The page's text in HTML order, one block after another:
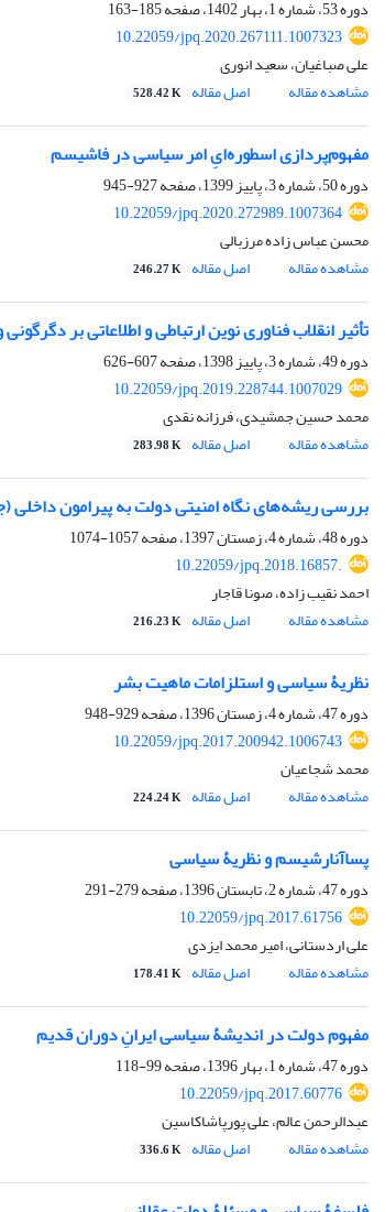
دوره 53، شماره 1، بهار 1402، صفحه
185-163
10.22059/jpq.2020.267111.1007323
علی صباغیان، سعید انوری
مشاهده مقاله
اصل مقاله 528.42 K
مفهوم‌پردازی اسطوره‌ایِ امر سیاسی در فاشیسم
دوره 50، شماره 3، پاییز 1399، صفحه
927-945
10.22059/jpq.2020.272989.1007364
محسن عباس زاده مرزبالی
مشاهده مقاله
اصل مقاله 246.27 K
تأثیر انقلاب فناوری نوین ارتباطی و اطلاعاتی بر
دوره 49، شماره 3، پاییز 1398، صفحه
607-626
10.22059/jpq.2019.228744.1007029
محمد حسین جمشیدی، فرزانه نقدی
مشاهده مقاله
اصل مقاله 283.98 K
بررسی ریشه‌های نگاه امنیتی دولت به پیرامون داخلی
دوره 48، شماره 4، زمستان 1397، صفحه
1057-1074
10.22059/jpq.2018.16857.
احمد نقیب زاده، صونا قاجار
مشاهده مقاله
اصل مقاله 216.23 K
نظریۀ سیاسی و استلزامات ماهیت بشر
دوره 47، شماره 4، زمستان 1396، صفحه
929-948
10.22059/jpq.2017.200942.1006743
محمد شجاعیان
مشاهده مقاله
اصل مقاله 224.24 K
پساآنارشیسم و نظریۀ سیاسی
دوره 47، شماره 2، تابستان 1396، صفحه
279-291
10.22059/jpq.2017.61756
علی اردستانی، امیر محمد ایزدی
مشاهده مقاله
اصل مقاله 178.41 K
مفهوم دولت در اندیشۀ سیاسی ایرانِ دوران قدیم
دوره 47، شماره 1، بهار 1396، صفحه
99-118
10.22059/jpq.2017.60776
عبدالرحمن عالم، علی پورپاشاکاسین
مشاهده مقاله
اصل مقاله 336.6 K